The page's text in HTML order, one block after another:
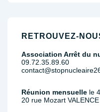
RETROUVEZ-
Association Arrêt du
09.72.35.89.60
Réunion mensuelle le
20 rue Mozart VALENCE